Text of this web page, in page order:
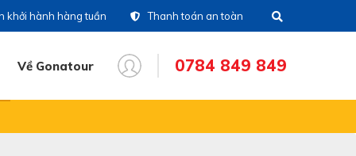
khởi hành hàng tuần Thanh toán an toàn
Về Gonatour 0784 849 849